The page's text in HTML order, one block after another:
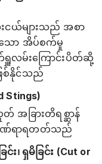
ယ်များသည် အစာ
ော အိပ်စက်မှု
လမ်းကြောင်းပိတ်ဆို့
စ်နိုင်သည်
Stings)
တ် အခြားတိရစ္ဆာန်
ဒဏ်ရာရတတ်သည်
း၊ ရှမိခြင်း (Cut or